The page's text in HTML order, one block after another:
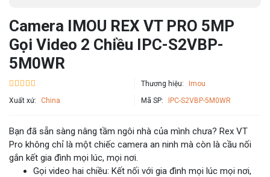
Camera IMOU REX VT PRO 5MP
Gọi Video 2 Chiều IPC-S2VBP-
5M0WR
Thương hiệu: Imou
Xuất xứ: China Mã SP: IPC-S2VBP-5M0WR
Bạn đã sẵn sàng nâng tầm ngôi nhà của mình chưa? Rex VT
Pro không chỉ là một chiếc camera an ninh mà còn là cầu nối
gắn kết gia đình mọi lúc, mọi nơi.
Gọi video hai chiều: Kết nối với gia đình mọi lúc mọi nơi,